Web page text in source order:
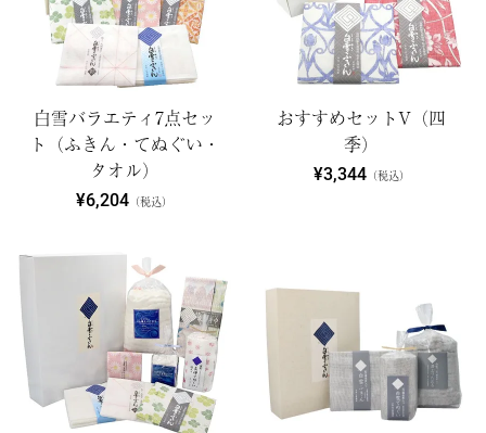
白雪バラエティ7点セッ
ト（ふきん・てぬぐい・
タオル）
¥6,204 （税込）
おすすめセットV（四
季）
¥3,344（税込）